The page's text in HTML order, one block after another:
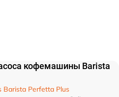
кофемашины Barista
Barista Perfetta Plus